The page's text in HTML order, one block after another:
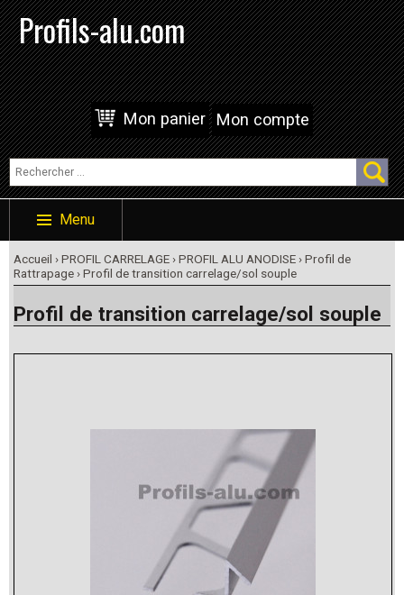
Profils-alu.com
Mon panier Mon compte
Menu
Accueil ›PROFIL CARRELAGE ›PROFIL ALU ANODISE ›Profil de
Rattrapage › Profil de transition carrelage/sol souple
Profil de transition carrelage/sol souple